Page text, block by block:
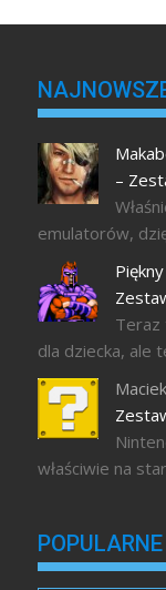
–
emulatorów,
Teraz
dla dziecka, ale
Maciek
właściwie na